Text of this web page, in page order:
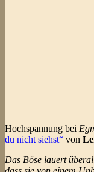
Hochspannung bei
du nicht siehst“ von
Das Böse lauert